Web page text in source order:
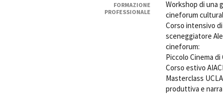
FILM FUNDS
Piemonte Film Tv Fund
Piemonte Film Tv
Piemonte Doc Film Fund
Short Film Fund
FORMAZIONE
PROFESSIONALE
Workshop di una
cineforum
Corso intensivo
sceneggiatore
cineforum:
Piccolo Cinema di
Corso estivo
Masterclass
produttiva e